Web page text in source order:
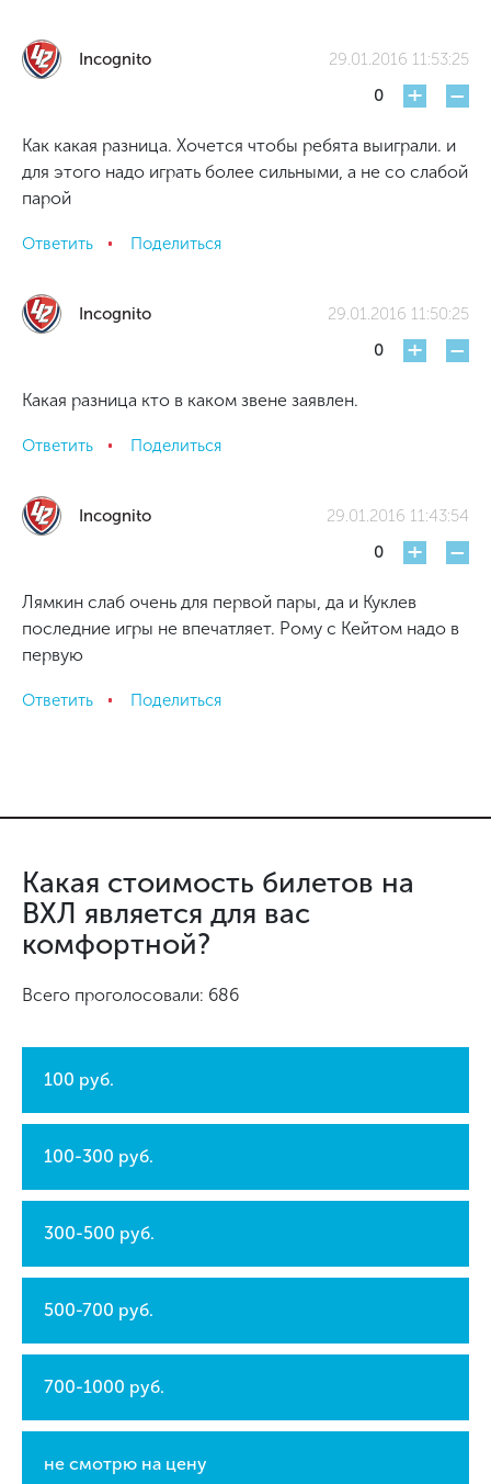
Incognito
29.01.2016 11:53:25
0
+ -
Как какая разница. Хочется чтобы ребята выиграли. и
для этого надо играть более сильными, а не со слабой
парой
Ответить Поделиться
Incognito
29.01.2016 11:50:25
0
+ -
Какая разница кто в каком звене заявлен.
Ответить Поделиться
Incognito
29.01.2016 11:43:54
0
+ -
Лямкин слаб очень для первой пары, да и Куклев
последние игры не впечатляет. Рому с Кейтом надо в
первую
Ответить Поделиться
Какая стоимость билетов на
ВХЛ является для вас
комфортной?
Всего проголосовали: 686
100 руб.
100-300 руб.
300-500 руб.
500-700 руб.
700-1000 руб.
не смотрю на цену